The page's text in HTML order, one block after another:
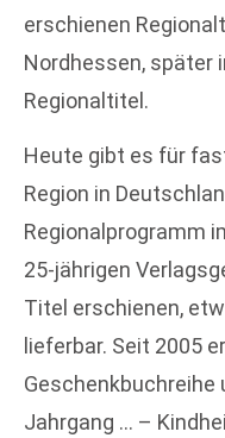
erschienen
Nordhessen, später
Regionaltitel.
Heute gibt es für
Region in
Regionalprogramm
25-jährigen
Titel erschienen,
lieferbar. Seit 2005
Geschenkbuchreihe
Jahrgang … –